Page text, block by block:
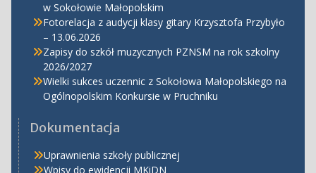
w Sokołowie Małopolskim
Fotorelacja z audycji klasy gitary Krzysztofa Przybyło
– 13.06.2026
Zapisy do szkół muzycznych PZNSM na rok szkolny
2026/2027
Wielki sukces uczennic z Sokołowa Małopolskiego na
Ogólnopolskim Konkursie w Pruchniku
Dokumentacja
Uprawnienia szkoły publicznej
Wpisy do ewidencji MKiDN